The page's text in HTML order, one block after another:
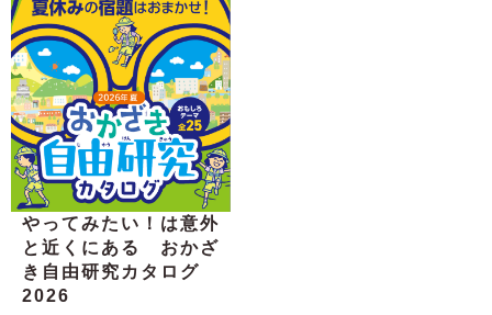
やってみたい！は意外
と近くにある おかざ
き自由研究カタログ
2026